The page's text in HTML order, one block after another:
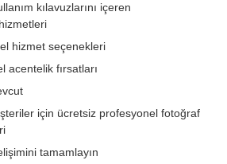
kılavuzlarını içeren
hizmet seçenekleri
acentelik fırsatları
için ücretsiz profesyonel fotoğraf
tamamlayın